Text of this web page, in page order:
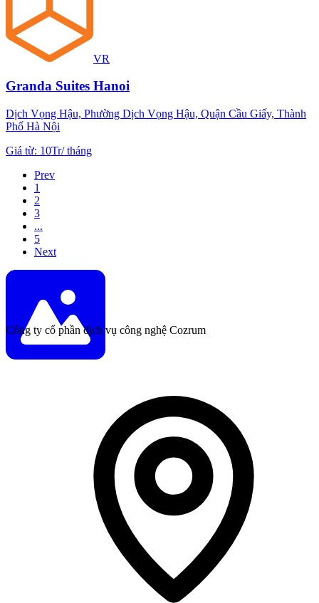
VR
Granda Suites Hanoi
Dịch Vọng Hậu, Phường Dịch Vọng Hậu, Quận Cầu Giấy, Thành
Phố Hà Nội
Giá từ: 10Tr/tháng
Prev
1
2
3
...
5
Next
Công ty cổ phần dịch vụ công nghệ Cozrum